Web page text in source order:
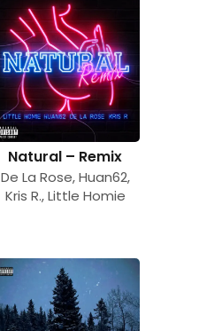
Natural – Remix
De La Rose,Huan62,
Kris R.,Little Homie